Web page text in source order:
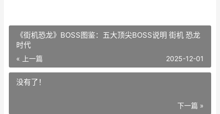
《街机恐龙》BOSS图鉴：五大顶尖BOSS说明 街机 恐龙
时代
« 上一篇 2025-12-01
没有了！
下一篇 »